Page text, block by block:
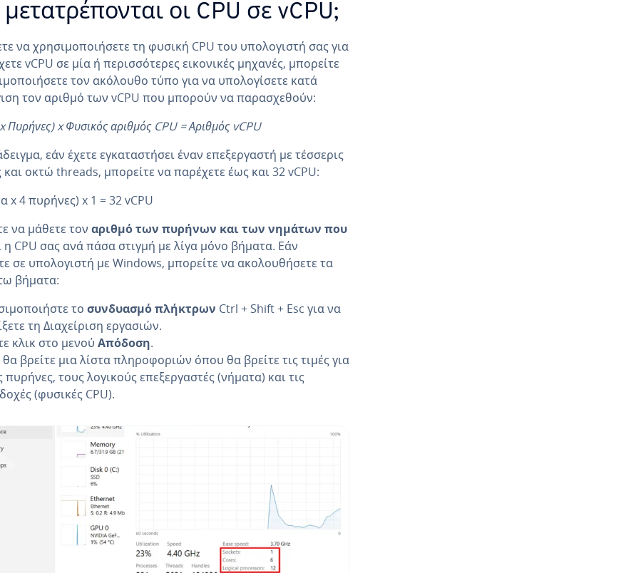
οι CPU σε vCPU;
να χρησιμοποιήσετε τη φυσική CPU του υπολογιστή σας για
vCPU σε μία ή περισσότερες εικονικές μηχανές, μπορείτε
τον ακόλουθο τύπο για να υπολογίσετε κατά
τον αριθμό των vCPU που μπορούν να παρασχεθούν:
Πυρήνες) x Φυσικός αριθμός CPU = Αριθμός vCPU
εάν έχετε εγκαταστήσει έναν επεξεργαστή με τέσσερις
οκτώ threads, μπορείτε να παρέχετε έως και 32 vCPU:
x 4 πυρήνες) x 1 = 32 vCPU
να μάθετε τον αριθμό των πυρήνων και των νημάτων που
η CPU σας ανά πάσα στιγμή με λίγα μόνο βήματα. Εάν
σε υπολογιστή με Windows, μπορείτε να ακολουθήσετε τα
βήματα:
το συνδυασμό πλήκτρων Ctrl + Shift + Esc για να
τη Διαχείριση εργασιών.
κλικ στο μενού Απόδοση.
θα βρείτε μια λίστα πληροφοριών όπου θα βρείτε τις τιμές για
πυρήνες, τους λογικούς επεξεργαστές (νήματα) και τις
(φυσικές CPU).